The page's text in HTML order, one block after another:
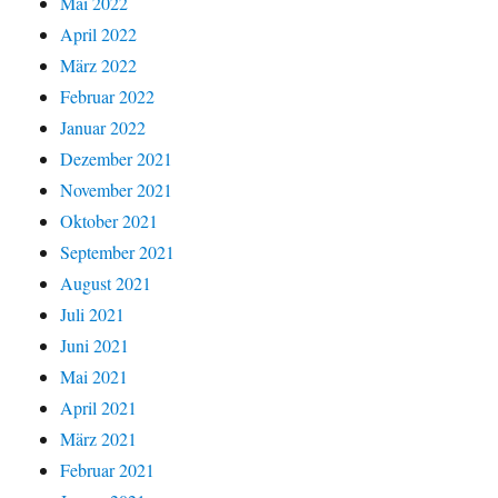
April 2022
März 2022
Februar 2022
Januar 2022
Dezember 2021
November 2021
Oktober 2021
September 2021
August 2021
Juli 2021
Juni 2021
Mai 2021
April 2021
März 2021
Februar 2021